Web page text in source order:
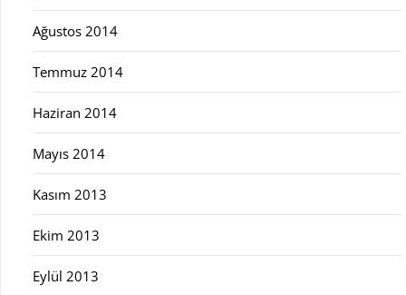
Ağustos 2014
Temmuz 2014
Haziran 2014
Mayıs 2014
Kasım 2013
Ekim 2013
Eylül 2013